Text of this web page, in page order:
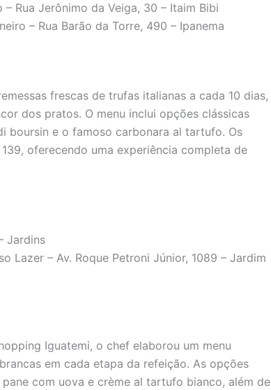
– Rua Jerônimo da Veiga, 30 – Itaim Bibi
– Rua Barão da Torre, 490 – Ipanema
frescas de trufas italianas a cada 10 dias,
dos pratos. O menu inclui opções clássicas
boursin e o famoso carbonara al tartufo. Os
oferecendo uma experiência completa de
Jardins
Lazer – Av. Roque Petroni Júnior, 1089 – Jardim
Iguatemi, o chef elaborou um menu
em cada etapa da refeição. As opções
com uova e crème al tartufo bianco, além de